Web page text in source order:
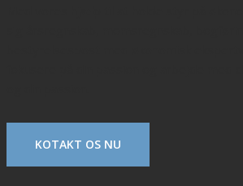
KOTAKT OS NU